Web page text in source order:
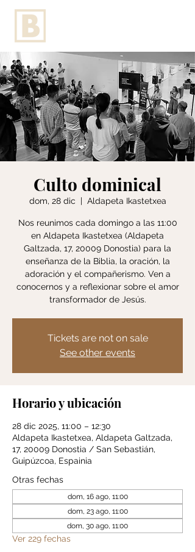
Culto dominical
dom, 28 dic
  |
Aldapeta Ikastetxea
Nos reunimos cada domingo a las 11:00
en Aldapeta Ikastetxea (Aldapeta
Galtzada, 17, 20009 Donostia) para la
enseñanza de la Biblia, la oración, la
adoración y el compañerismo. Ven a
conocernos y a reflexionar sobre el amor
transformador de Jesús.
Tickets are not on sale
See other events
Horario y ubicación
28 dic 2025, 11:00 – 12:30
Aldapeta Ikastetxea, Aldapeta Galtzada,
17, 20009 Donostia / San Sebastián,
Guipúzcoa, Espainia
Otras fechas
dom, 16 ago, 11:00
dom, 23 ago, 11:00
dom, 30 ago, 11:00
Ver 229 fechas